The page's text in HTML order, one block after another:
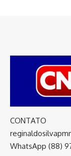
CONTATO
WhatsApp (88)